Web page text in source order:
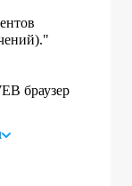
браузер